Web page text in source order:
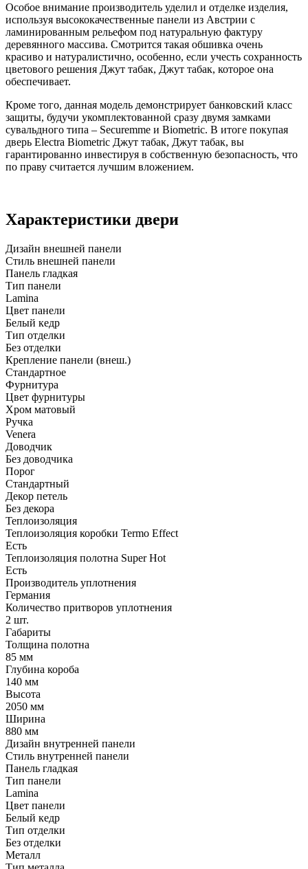
Особое внимание производитель уделил и отделке изделия,
используя высококачественные панели из Австрии с
ламинированным рельефом под натуральную фактуру
деревянного массива. Смотрится такая обшивка очень
красиво и натуралистично, особенно, если учесть сохранность
цветового решения Джут табак, Джут табак, которое она
обеспечивает.
Кроме того, данная модель демонстрирует банковский класс
защиты, будучи укомплектованной сразу двумя замками
сувальдного типа – Securemme и Biometric. В итоге покупая
дверь Electra Biometric Джут табак, Джут табак, вы
гарантированно инвестируя в собственную безопасность, что
по праву считается лучшим вложением.
Характеристики двери
Дизайн внешней панели
Стиль внешней панели
Панель гладкая
Тип панели
Lamina
Цвет панели
Белый кедр
Тип отделки
Без отделки
Крепление панели (внеш.)
Стандартное
Фурнитура
Цвет фурнитуры
Хром матовый
Ручка
Venera
Доводчик
Без доводчика
Порог
Стандартный
Декор петель
Без декора
Теплоизоляция
Теплоизоляция коробки Termo Effect
Есть
Теплоизоляция полотна Super Нot
Есть
Производитель уплотнения
Германия
Количество притворов уплотнения
2 шт.
Габариты
Толщина полотна
85 мм
Глубина короба
140 мм
Высота
2050 мм
Ширина
880 мм
Дизайн внутренней панели
Стиль внутренней панели
Панель гладкая
Тип панели
Lamina
Цвет панели
Белый кедр
Тип отделки
Без отделки
Металл